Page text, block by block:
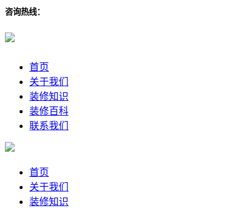
咨询热线：
首页
关于我们
装修知识
装修百科
联系我们
首页
关于我们
装修知识